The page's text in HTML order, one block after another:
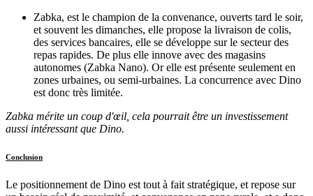
Zabka, est le champion de la convenance, ouverts tard le soir,
et souvent les dimanches, elle propose la livraison de colis,
des services bancaires, elle se développe sur le secteur des
repas rapides. De plus elle innove avec des magasins
autonomes (Zabka Nano). Or elle est présente seulement en
zones urbaines, ou semi-urbaines. La concurrence avec Dino
est donc très limitée.
Zabka mérite un coup d'œil, cela pourrait être un investissement
aussi intéressant que Dino.
Conclusion
Le positionnement de Dino est tout à fait stratégique, et repose sur